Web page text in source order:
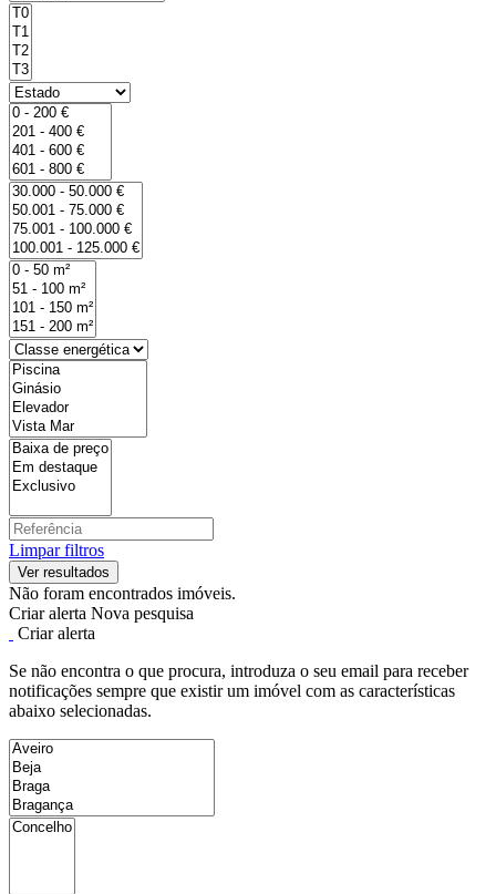
Limpar filtros
Não foram encontrados imóveis.
Criar alerta Nova pesquisa
Criar alerta
Se não encontra o que procura, introduza o seu email para receber
notificações sempre que existir um imóvel com as características
abaixo selecionadas.